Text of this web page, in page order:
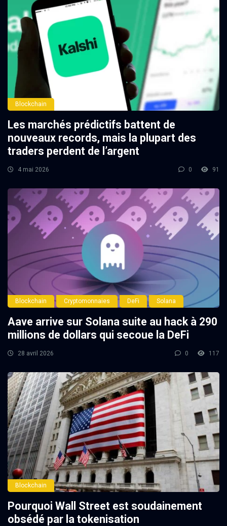
Blockchain
Les marchés prédictifs battent de
nouveaux records, mais la plupart des
traders perdent de l’argent
4 mai 2026 0 91
Blockchain Cryptomonnaies DeFi Solana
Aave arrive sur Solana suite au hack à 290
millions de dollars qui secoue la DeFi
28 avril 2026 0 117
Blockchain
Pourquoi Wall Street est soudainement
obsédé par la tokenisation